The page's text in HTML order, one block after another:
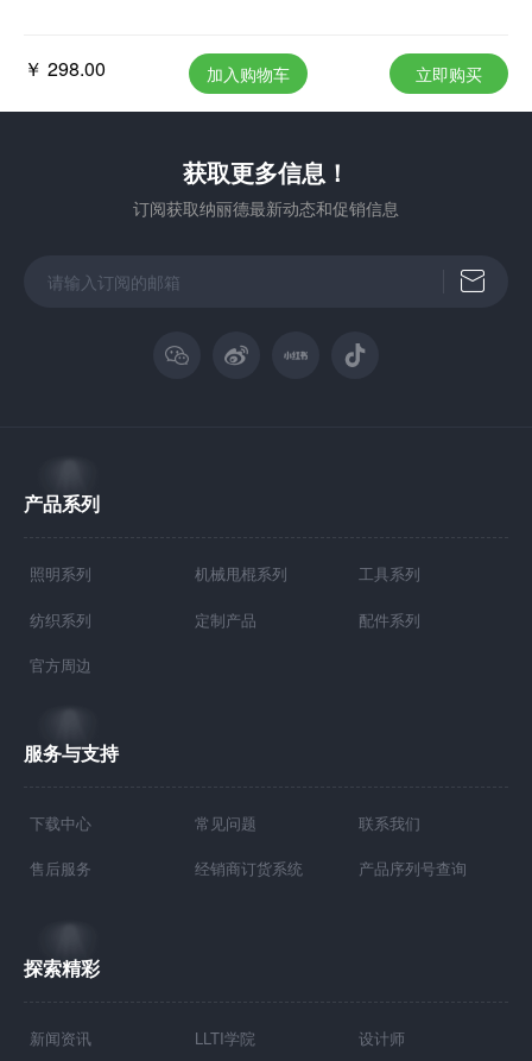
￥ 298.00 加入购物车 立即购买
获取更多信息！
订阅获取纳丽德最新动态和促销信息
产品系列
照明系列 机械甩棍系列 工具系列
纺织系列 定制产品 配件系列
官方周边
服务与支持
下载中心 常见问题 联系我们
售后服务 经销商订货系统 产品序列号查询
探索精彩
新闻资讯 LLTI学院 设计师